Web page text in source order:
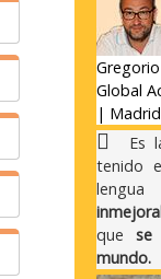
Global
| Madrid
Es
tenido
lengua
quese
mundo.